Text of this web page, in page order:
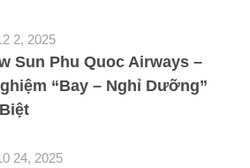
2, 2025
Sun Phu Quoc Airways –
“Bay – Nghỉ Dưỡng”
24, 2025